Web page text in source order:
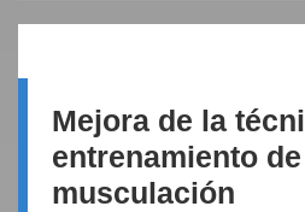
Mejora de la
entrenamiento de
musculación